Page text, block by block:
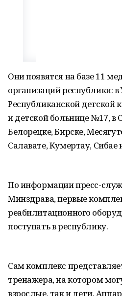
Они появятся на базе 11
организаций республики: в
Республиканской детской
и детской больнице №17, в
Белорецке, Бирске,
Салавате, Кумертау, Сибае
По информации пресс-
Минздрава, первые
реабилитационного
поступать в республику.
Сам комплекс
тренажера, на котором
взрослые, так и дети.